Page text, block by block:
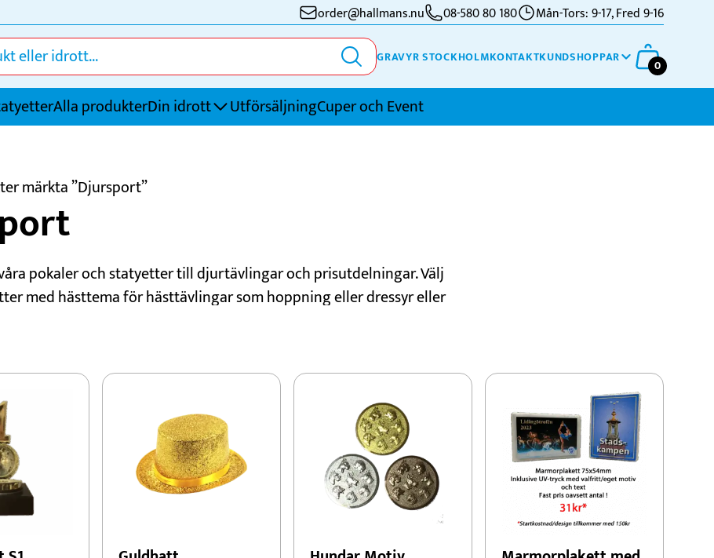
order@hallmans.nu 08-580 80 180 Mån-Tors: 9-17, Fred 9-16
GRAVYR STOCKHOLMKONTAKTKUNDSHOPPAR 0
Alla produkterDin idrott
Fotboll
Friidrott
Golf
Handboll
Innebandy
Konståkning
Tennis
Övriga Sporter
UtförsäljningCuper och Event
märkta ”Djursport”
pokaler och statyetter till djurtävlingar och prisutdelningar. Välj
med hästtema för hästtävlingar som hoppning eller dressyr eller
för tävlingar i kaninhoppning. Vi har även priser för fågeltävlingar
och statyetter kan beställas med egen gravyr för att passa din